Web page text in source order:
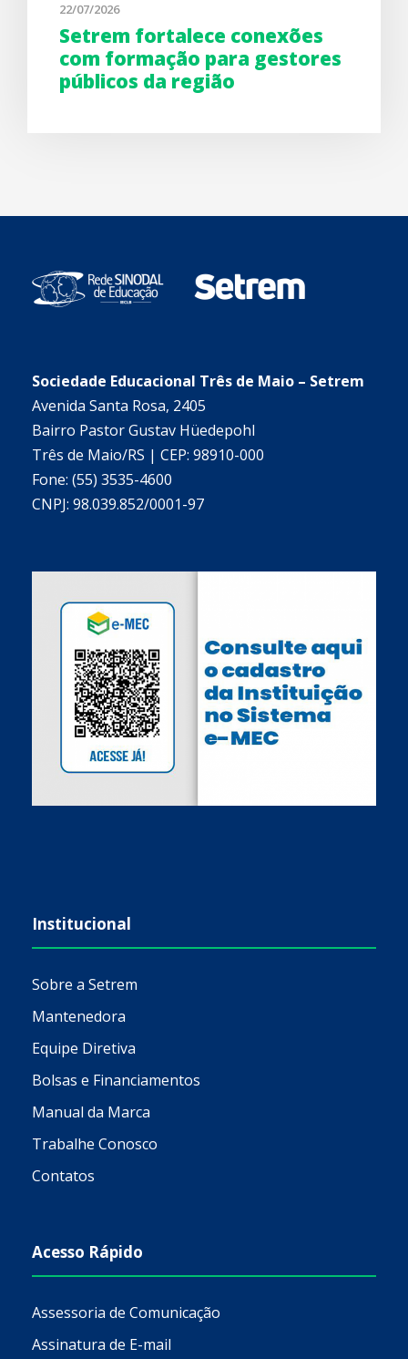
22/07/2026
Setrem fortalece conexões
com formação para gestores
públicos da região
Sociedade Educacional Três de Maio – Setrem
Avenida Santa Rosa, 2405
Bairro Pastor Gustav Hüedepohl
Três de Maio/RS | CEP: 98910-000
Fone: (55) 3535-4600
CNPJ: 98.039.852/0001-97
Institucional
Sobre a Setrem
Mantenedora
Equipe Diretiva
Bolsas e Financiamentos
Manual da Marca
Trabalhe Conosco
Contatos
Acesso Rápido
Assessoria de Comunicação
Assinatura de E-mail